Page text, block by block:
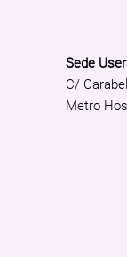
Sede
C/
Metro